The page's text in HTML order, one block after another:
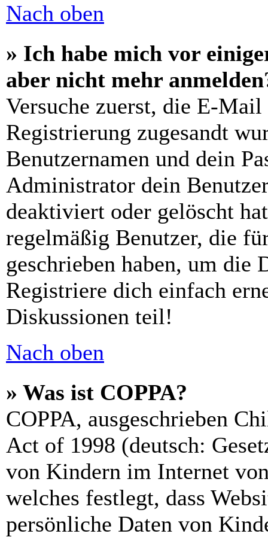
Nach oben
» Ich habe mich vor
aber nicht mehr
Versuche zuerst, die E-
Registrierung zugesandt
Benutzernamen und dein
Administrator dein
deaktiviert oder gelöscht
regelmäßig Benutzer, die
geschrieben haben, um die
Registriere dich einfach
Diskussionen teil!
Nach oben
» Was ist COPPA?
COPPA, ausgeschrieben
Act of 1998 (deutsch:
von Kindern im Internet
welches festlegt, dass
persönliche Daten von